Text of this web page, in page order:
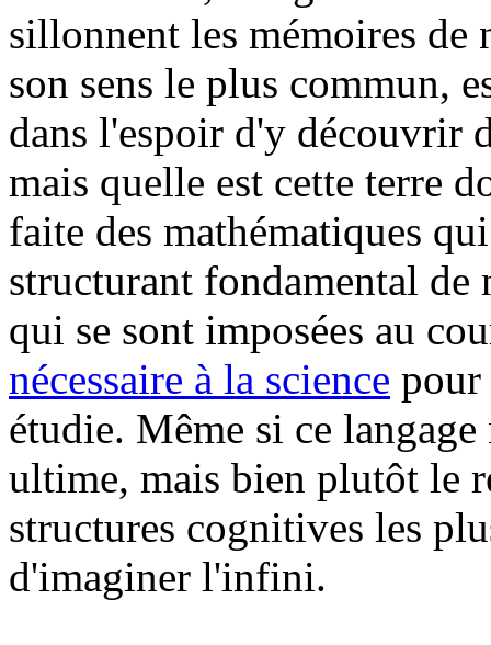
sillonnent les mémoires de
son sens le plus commun,
dans l'espoir d'y découvrir
mais quelle est cette terre
faite des mathématiques
structurant fondamental de
qui se sont imposées au
nécessaire à la science pour
étudie. Même si ce
ultime, mais bien plutôt le
structures cognitives les
d'imaginer l'infini.